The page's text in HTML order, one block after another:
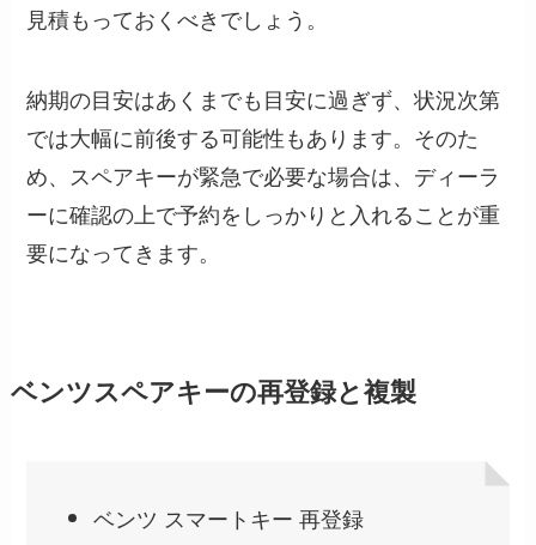
見積もっておくべきでしょう。
納期の目安はあくまでも目安に過ぎず、状況次第
では大幅に前後する可能性もあります。そのた
め、スペアキーが緊急で必要な場合は、ディーラ
ーに確認の上で予約をしっかりと入れることが重
要になってきます。
ベンツスペアキーの再登録と複製
ベンツ スマートキー 再登録